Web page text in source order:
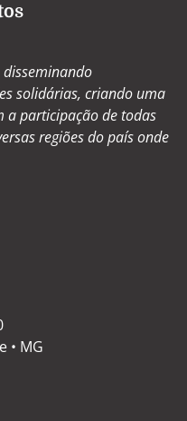
solidárias, criando uma
a participação de todas
regiões do país onde
• MG